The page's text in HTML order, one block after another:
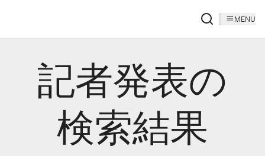
MENU
記者発表の
検索結果